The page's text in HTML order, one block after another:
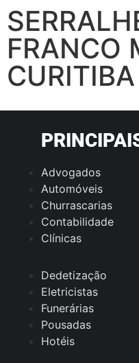
FRANCO
Advogados
Automóveis
Churrascarias
Contabilidade
Clínicas
Dedetização
Eletricistas
Funerárias
Pousadas
Hotéis